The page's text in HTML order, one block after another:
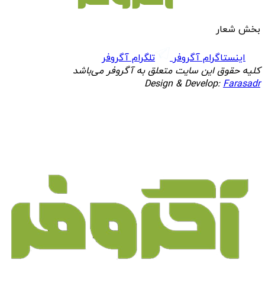
بخش شعار
اینستاگرام آگروفر
تلگرام آگروفر
کلیه حقوق این سایت متعلق به آگروفر می‌باشد
Design & Develop:Farasadr